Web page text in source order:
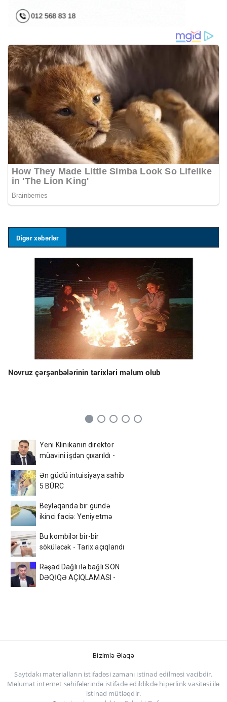
Digər xəbərlər
Novruz çərşənbələrinin tarixləri məlum olub
Yeni Klinikanın direktor
müavini işdən çıxarıldı -
Ən güclü intuisiyaya sahib
5 BÜRC
Beyləqanda bir gündə
ikinci faciə: Yeniyetmə
Bu kombilər bir-bir
söküləcək - Tarix açıqlandı
Rəşad Dağlı ilə bağlı SON
DƏQİQƏ AÇIQLAMASI -
Bizimlə Əlaqə
Saytdakı materialların istifadəsi zamanı istinad edilməsi vacibdir.
Məlumat internet səhifələrində istifadə edildikdə hiperlink vasitəsi ilə
istinad mütləqdir.